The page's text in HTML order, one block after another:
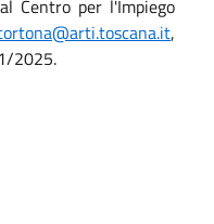
Centro per l'Impiego
,
2025.